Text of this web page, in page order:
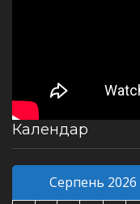
Календар
Серпень 2026